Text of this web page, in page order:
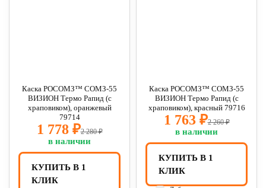
Каска РОСОМЗ™ СОМЗ-55
ВИЗИОН Термо Рапид (с
храповиком), оранжевый
79714
1 778 ₽2 280 ₽
в наличии
КУПИТЬ В 1
КЛИК
Каска РОСОМЗ™ СОМЗ-55
ВИЗИОН Термо Рапид (с
храповиком), красный 79716
1 763 ₽2 260 ₽
в наличии
КУПИТЬ В 1
КЛИК